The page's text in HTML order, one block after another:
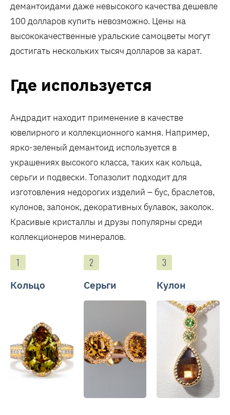
демантоидами даже невысокого качества дешевле
100 долларов купить невозможно. Цены на
высококачественные уральские самоцветы могут
достигать нескольких тысяч долларов за карат.
Где используется
Андрадит находит применение в качестве
ювелирного и коллекционного камня. Например,
ярко-зеленый демантоид используется в
украшениях высокого класса, таких как кольца,
серьги и подвески. Топазолит подходит для
изготовления недорогих изделий – бус, браслетов,
кулонов, запонок, декоративных булавок, заколок.
Красивые кристаллы и друзы популярны среди
коллекционеров минералов.
Кольцо Серьги Кулон